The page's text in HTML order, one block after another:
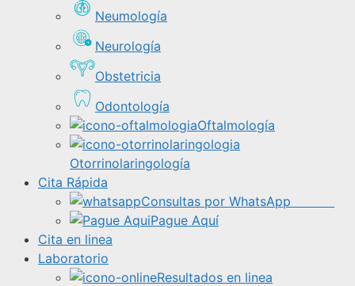
Neumología
Neurología
Obstetricia
Odontología
Oftalmología
Otorrinolaringología
Cita Rápida
Consultas por WhatsApp
Pague Aquí
Cita en linea
Laboratorio
Resultados en linea